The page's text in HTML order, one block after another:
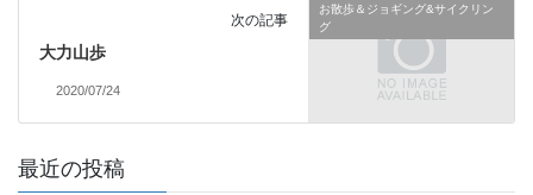
お散歩＆ジョギング&サイクリン
グ
次の記事
大力山歩
2020/07/24
最近の投稿